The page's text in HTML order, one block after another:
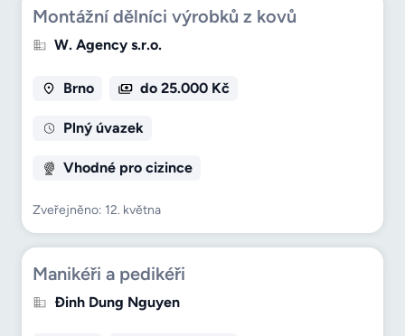
Montážní dělníci výrobků z kovů
W. Agency s.r.o.
Brno do 25.000 Kč
Plný úvazek
Vhodné pro cizince
Zveřejněno: 12. května
Manikéři a pedikéři
Đinh Dung Nguyen